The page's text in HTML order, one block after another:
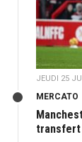
JEUDI 25
MERCATO